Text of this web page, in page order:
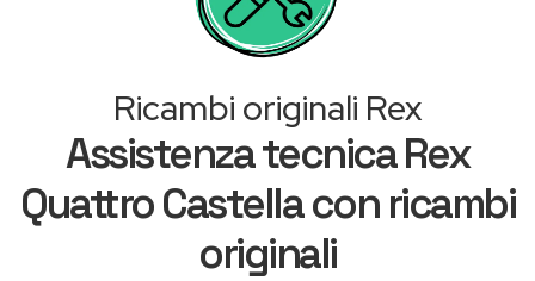
Ricambi originali Rex
Assistenza tecnica Rex
Quattro Castella con ricambi
originali